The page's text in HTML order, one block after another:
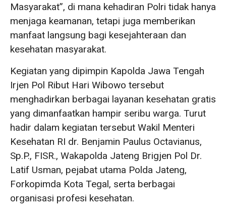
Masyarakat”, di mana kehadiran Polri tidak hanya
menjaga keamanan, tetapi juga memberikan
manfaat langsung bagi kesejahteraan dan
kesehatan masyarakat.
Kegiatan yang dipimpin Kapolda Jawa Tengah
Irjen Pol Ribut Hari Wibowo tersebut
menghadirkan berbagai layanan kesehatan gratis
yang dimanfaatkan hampir seribu warga. Turut
hadir dalam kegiatan tersebut Wakil Menteri
Kesehatan RI dr. Benjamin Paulus Octavianus,
Sp.P., FISR., Wakapolda Jateng Brigjen Pol Dr.
Latif Usman, pejabat utama Polda Jateng,
Forkopimda Kota Tegal, serta berbagai
organisasi profesi kesehatan.